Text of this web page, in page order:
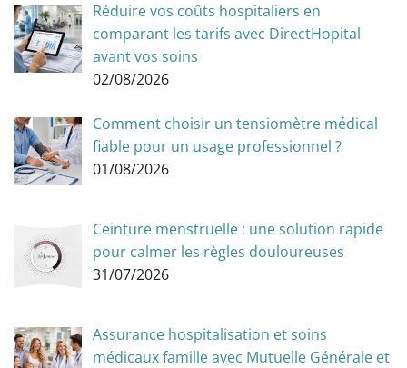
Réduire vos coûts hospitaliers en
comparant les tarifs avec DirectHopital
avant vos soins
02/08/2026
Comment choisir un tensiomètre médical
fiable pour un usage professionnel ?
01/08/2026
Ceinture menstruelle : une solution rapide
pour calmer les règles douloureuses
31/07/2026
Assurance hospitalisation et soins
médicaux famille avec Mutuelle Générale et